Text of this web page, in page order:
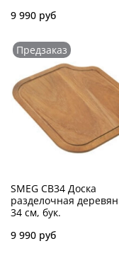
9 990 руб
Предзаказ
SMEG CB34 Доска
разделочная
34 см, бук.
9 990 руб